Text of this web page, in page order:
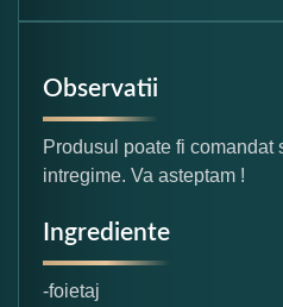
Observatii
Produsul poate fi comandat
intregime. Va asteptam !
Ingrediente
-foietaj